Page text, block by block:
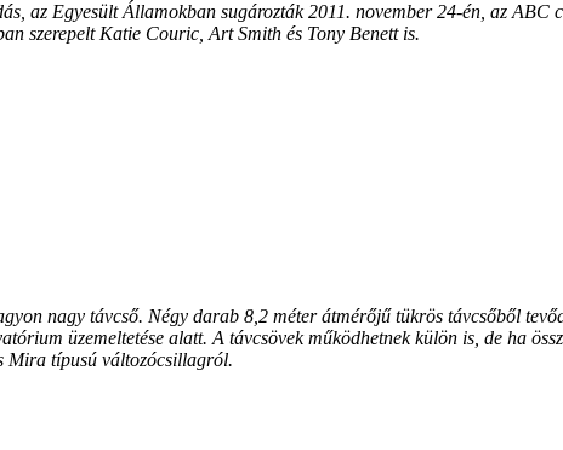
az Egyesült Államokban sugározták 2011. november 24-én, az
szerepelt Katie Couric, Art Smith és Tony Benett is.
nagy távcső. Négy darab 8,2 méter átmérőjű tükrös távcsőből
üzemeltetése alatt. A távcsövek működhetnek külön is, de ha
Mira típusú változócsillagról.